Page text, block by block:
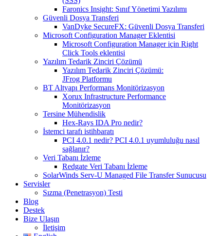
Faronics Insight: Sınıf Yönetimi Yazılımı
Güvenli Dosya Transferi
VanDyke SecureFX: Güvenli Dosya Transferi
Microsoft Configuration Manager Eklentisi
Microsoft Configuration Manager için Right
Click Tools eklentisi
Yazılım Tedarik Zinciri Çözümü
Yazılım Tedarik Zinciri Çözümü:
JFrog Platformu
BT Altyapı Performans Monitörizasyon
Xorux Infrastructure Performance
Monitörizasyon
Tersine Mühendislik
Hex-Rays IDA Pro nedir?
İstemci tarafı istihbaratı
PCI 4.0.1 nedir? PCI 4.0.1 uyumluluğu nasıl
sağlanır?
Veri Tabanı İzleme
Redgate Veri Tabanı İzleme
SolarWinds Serv-U Managed File Transfer Sunucusu
Servisler
Sızma (Penetrasyon) Testi
Blog
Destek
Bize Ulaşın
İletişim